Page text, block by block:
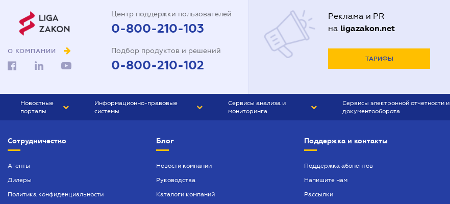
О КОМПАНИИ
Центр поддержки пользователей
0-800-210-103
Подбор продуктов и решений
0-800-210-102
Реклама и PR
на ligazakon.net
ТАРИФЫ
Новостные
порталы
БИЗНЕС
Информационно-правовые
системы
БУХГАЛТЕР ПРОФ
ЮРИСТ ПРОФ
Сервисы анализа и
мониторинга
Сервисы электронной отчетности и
документооборота
Сотрудничество
Агенты
Дилеры
Политика конфиденциальности
Блог
Новости компании
Руководства
Каталоги компаний
Поддержка и контакты
Поддержка абонентов
Напишите нам
Рассылки